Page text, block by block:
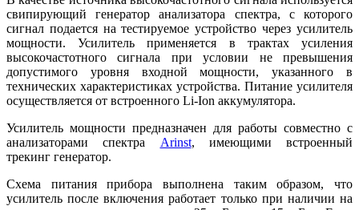
свипирующий генератор анализатора спектра, с которого
сигнал подается на тестируемое устройство через усилитель
мощности. Усилитель применяется в трактах усиления
высокочастотного сигнала при условии не превышения
допустимого уровня входной мощности, указанного в
технических характеристиках устройства. Питание усилителя
осуществляется от встроенного Li-Ion аккумулятора.
Усилитель мощности предназначен для работы совместно с
анализаторами спектра Arinst, имеющими встроенный
трекинг генератор.
Схема питания прибора выполнена таким образом, что
усилитель после включения работает только при наличии на